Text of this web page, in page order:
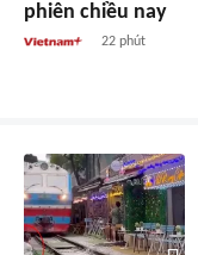
phiên chiều nay
22 phút